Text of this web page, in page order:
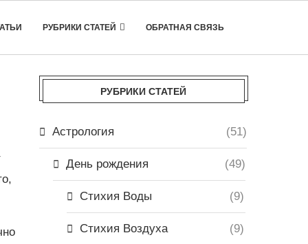
РУБРИКИ СТАТЕЙ ОБРАТНАЯ СВЯЗЬ
РУБРИКИ СТАТЕЙ
Астрология (51)
День рождения (49)
Стихия Воды (9)
Стихия Воздуха (9)